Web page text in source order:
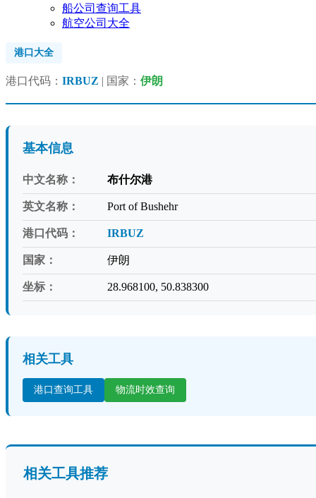
船公司查询工具
航空公司大全
港口大全
港口代码： IRBUZ | 国家： 伊朗
基本信息
中文名称： 布什尔港
英文名称： Port of Bushehr
港口代码： IRBUZ
国家： 伊朗
坐标： 28.968100, 50.838300
相关工具
港口查询工具 物流时效查询
相关工具推荐